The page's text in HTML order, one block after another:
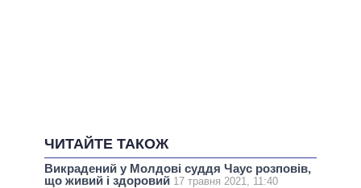
ЧИТАЙТЕ ТАКОЖ
Викрадений у Молдові суддя Чаус розповів,
що живий і здоровий 17 травня 2021, 11:40